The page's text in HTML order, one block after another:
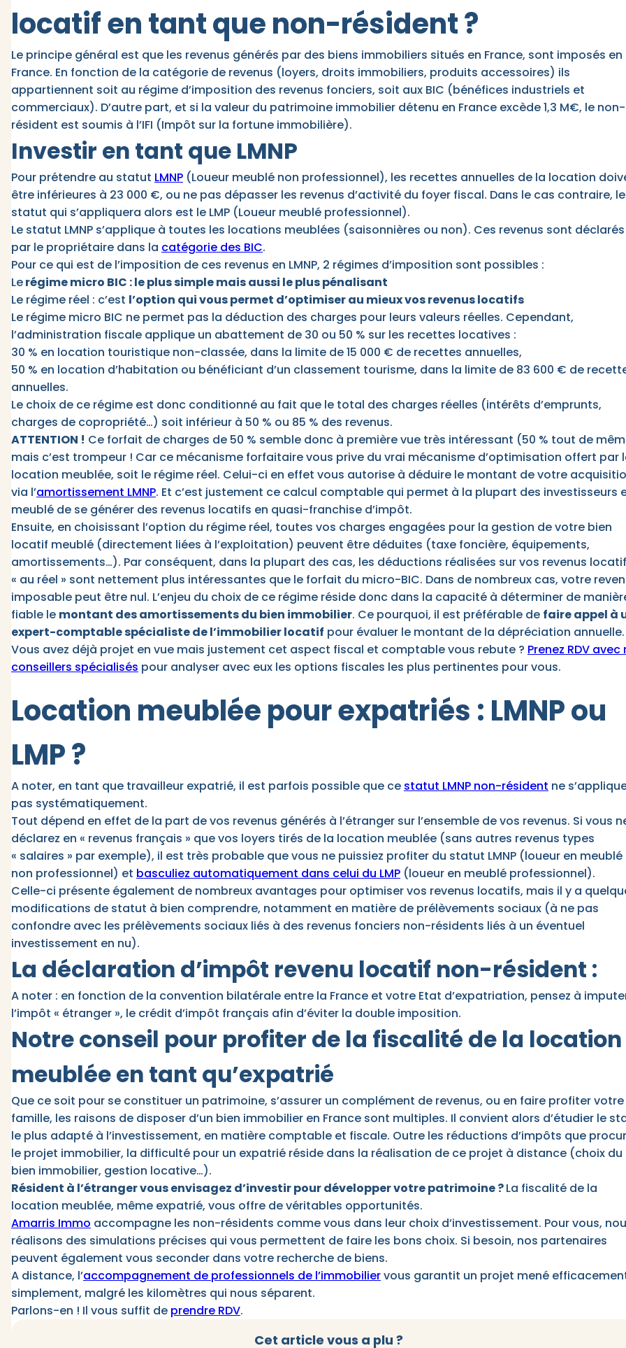
locatif en tant que non-résident ?
Le principe général est que les revenus générés par des biens immobiliers situés en France, sont imposés en
France. En fonction de la catégorie de revenus (loyers, droits immobiliers, produits accessoires) ils
appartiennent soit au régime d’imposition des revenus fonciers, soit aux BIC (bénéfices industriels et
commerciaux). D’autre part, et si la valeur du patrimoine immobilier détenu en France excède 1,3 M€, le non-
résident est soumis à l’IFI (Impôt sur la fortune immobilière).
Investir en tant que LMNP
Pour prétendre au statut LMNP (Loueur meublé non professionnel), les recettes annuelles de la location
être inférieures à 23 000 €, ou ne pas dépasser les revenus d’activité du foyer fiscal. Dans le cas contraire, le
statut qui s’appliquera alors est le LMP (Loueur meublé professionnel).
Le statut LMNP s’applique à toutes les locations meublées (saisonnières ou non). Ces revenus sont déclarés
par le propriétaire dans la catégorie des BIC.
Pour ce qui est de l’imposition de ces revenus en LMNP, 2 régimes d’imposition sont possibles :
Lerégime micro BIC : le plus simple mais aussi le plus pénalisant
Le régime réel : c’est l’option qui vous permet d’optimiser au mieux vos revenus locatifs
Le régime micro BIC ne permet pas la déduction des charges pour leurs valeurs réelles. Cependant,
l’administration fiscale applique un abattement de 30 ou 50 % sur les recettes locatives :
30 % en location touristique non-classée, dans la limite de 15 000 € de recettes annuelles,
50 % en location d’habitation ou bénéficiant d’un classement tourisme, dans la limite de 83 600 € de
annuelles.
Le choix de ce régime est donc conditionné au fait que le total des charges réelles (intérêts d’emprunts,
charges de copropriété…) soit inférieur à 50 % ou 85 % des revenus.
ATTENTION ! Ce forfait de charges de 50 % semble donc à première vue très intéressant (50 % tout de
mais c’est trompeur ! Car ce mécanisme forfaitaire vous prive du vrai mécanisme d’optimisation offert par
location meublée, soit le régime réel. Celui-ci en effet vous autorise à déduire le montant de votre
via l’amortissement LMNP. Et c’est justement ce calcul comptable qui permet à la plupart des investisseurs
meublé de se générer des revenus locatifs en quasi-franchise d’impôt.
Ensuite, en choisissant l’option du régime réel, toutes vos charges engagées pour la gestion de votre bien
locatif meublé (directement liées à l’exploitation) peuvent être déduites (taxe foncière, équipements,
amortissements…). Par conséquent, dans la plupart des cas, les déductions réalisées sur vos revenus
« au réel » sont nettement plus intéressantes que le forfait du micro-BIC. Dans de nombreux cas, votre
imposable peut être nul. L’enjeu du choix de ce régime réside donc dans la capacité à déterminer de
fiable le montant des amortissements du bien immobilier. Ce pourquoi, il est préférable de faire appel à
expert-comptable spécialiste de l’immobilier locatif pour évaluer le montant de la dépréciation annuelle.
Vous avez déjà projet en vue mais justement cet aspect fiscal et comptable vous rebute ? Prenez RDV avec
conseillers spécialisés pour analyser avec eux les options fiscales les plus pertinentes pour vous.
Location meublée pour expatriés : LMNP ou
LMP ?
A noter, en tant que travailleur expatrié, il est parfois possible que ce statut LMNP non-résident ne
pas systématiquement.
Tout dépend en effet de la part de vos revenus générés à l’étranger sur l’ensemble de vos revenus. Si vous
déclarez en « revenus français » que vos loyers tirés de la location meublée (sans autres revenus types
« salaires » par exemple), il est très probable que vous ne puissiez profiter du statut LMNP (loueur en meublé
non professionnel) et basculiez automatiquement dans celui du LMP (loueur en meublé professionnel).
Celle-ci présente également de nombreux avantages pour optimiser vos revenus locatifs, mais il y a
modifications de statut à bien comprendre, notamment en matière de prélèvements sociaux (à ne pas
confondre avec les prélèvements sociaux liés à des revenus fonciers non-résidents liés à un éventuel
investissement en nu).
La déclaration d’impôt revenu locatif non-résident :
A noter : en fonction de la convention bilatérale entre la France et votre Etat d’expatriation, pensez à
l’impôt « étranger », le crédit d’impôt français afin d’éviter la double imposition.
Notre conseil pour profiter de la fiscalité de la location
meublée en tant qu’expatrié
Que ce soit pour se constituer un patrimoine, s’assurer un complément de revenus, ou en faire profiter votre
famille, les raisons de disposer d’un bien immobilier en France sont multiples. Il convient alors d’étudier le
le plus adapté à l’investissement, en matière comptable et fiscale. Outre les réductions d’impôts que
le projet immobilier, la difficulté pour un expatrié réside dans la réalisation de ce projet à distance (choix du
bien immobilier, gestion locative…).
Résident à l’étranger vous envisagez d’investir pour développer votre patrimoine ?La fiscalité de la
location meublée, même expatrié, vous offre de véritables opportunités.
Amarris Immo accompagne les non-résidents comme vous dans leur choix d’investissement. Pour vous,
réalisons des simulations précises qui vous permettent de faire les bons choix. Si besoin, nos partenaires
peuvent également vous seconder dans votre recherche de biens.
A distance, l’accompagnement de professionnels de l’immobiliervous garantit un projet mené
simplement, malgré les kilomètres qui nous séparent.
Parlons-en ! Il vous suffit de prendre RDV.
Cet article vous a plu ?